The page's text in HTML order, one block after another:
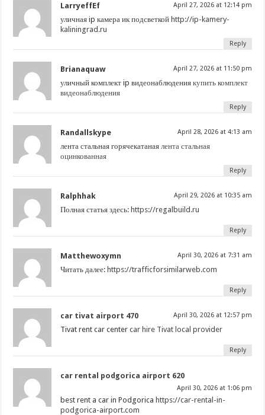
LarryeffEf April 27, 2026 at 12:14 pm
уличная ip камера ик подсветкой http://ip-kamery-
kaliningrad.ru
Reply
Brianaquaw April 27, 2026 at 11:50 pm
уличный комплект ip видеонаблюдениякупить комплект
видеонаблюдения
Reply
Randallskype April 28, 2026 at 4:13 am
лента стальная горячекатаная лента стальная
оцинкованная
Reply
Ralphhak April 29, 2026 at 10:35 am
Полная статья здесь: https://regalbuild.ru
Reply
Matthewoxymn April 30, 2026 at 7:31 am
Читать далее: https://trafficforsimilarweb.com
Reply
car tivat airport 470 April 30, 2026 at 12:57 pm
Tivat rent car centercar hire Tivat local provider
Reply
car rental podgorica airport 620
April 30, 2026 at 1:06 pm
best rent a car in Podgorica https://car-rental-in-
podgorica-airport.com